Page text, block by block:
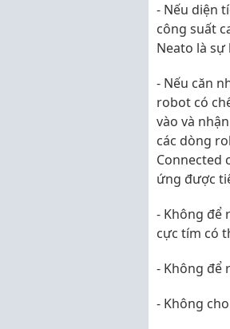
- Nếu diện
công suất
Neato là
- Nếu căn
robot có
vào và
các dòng
Connected
ứng được
- Không để
cực tím có
- Không để
- Không